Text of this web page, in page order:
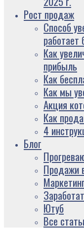
Рост продаж
Способ
работает
Как
прибыль
Как
Как мы
Акция
Как
4
Блог
Продажи
Ютуб
Все